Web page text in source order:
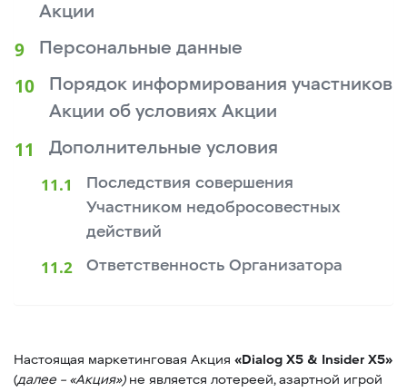
Акции
Персональные данные
Порядок информирования участников
Акции об условиях Акции
Дополнительные условия
Последствия совершения
Участником недобросовестных
действий
Ответственность Организатора
Настоящая маркетинговая Акция «Dialog X5 & Insider X5»
(далее – «Акция»)не является лотереей, азартной игрой